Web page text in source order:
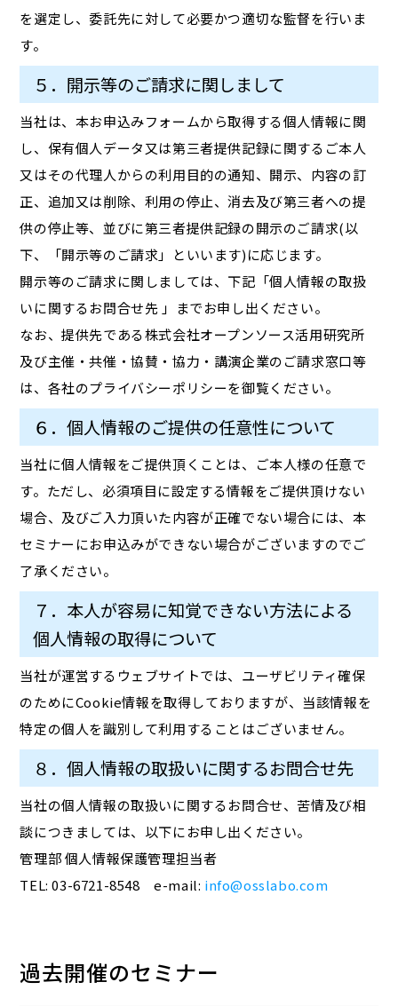
を選定し、委託先に対して必要かつ適切な監督を行いま
す。
５．開示等のご請求に関しまして
当社は、本お申込みフォームから取得する個人情報に関
し、保有個人データ又は第三者提供記録に関するご本人
又はその代理人からの利用目的の通知、開示、内容の訂
正、追加又は削除、利用の停止、消去及び第三者への提
供の停止等、並びに第三者提供記録の開示のご請求(以
下、「開示等のご請求」といいます)に応じます。
開示等のご請求に関しましては、下記「個人情報の取扱
いに関するお問合せ先 」までお申し出ください。
なお、提供先である株式会社オープンソース活用研究所
及び主催・共催・協賛・協力・講演企業のご請求窓口等
は、各社のプライバシーポリシーを御覧ください。
６．個人情報のご提供の任意性について
当社に個人情報をご提供頂くことは、ご本人様の任意で
す。ただし、必須項目に設定する情報をご提供頂けない
場合、及びご入力頂いた内容が正確でない場合には、本
セミナーにお申込みができない場合がございますのでご
了承ください。
７．本人が容易に知覚できない方法による
個人情報の取得について
当社が運営するウェブサイトでは、ユーザビリティ確保
のためにCookie情報を取得しておりますが、当該情報を
特定の個人を識別して利用することはございません。
８．個人情報の取扱いに関するお問合せ先
当社の個人情報の取扱いに関するお問合せ、苦情及び相
談につきましては、以下にお申し出ください。
管理部 個人情報保護管理担当者
TEL: 03-6721-8548 e-mail: info@osslabo.com
過去開催のセミナー